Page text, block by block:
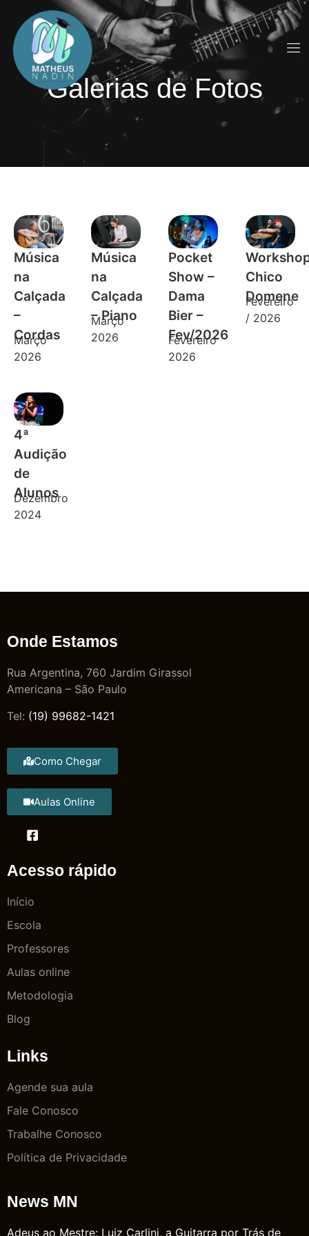
Galerias de Fotos
Música
na
Calçada
–
Cordas
Março
2026
Música
na
Calçada
– Piano
Março
2026
Pocket
Show –
Dama
Bier –
Fev/2026
Fevereiro
2026
Chico
Domene
Fevereiro
/ 2026
4ª
Audição
de
Alunos
Dezembro
2024
Onde Estamos
Rua Argentina, 760 Jardim Girassol
Americana – São Paulo
Tel: (19) 99682-1421
Como Chegar
Aulas Online
Acesso rápido
Início
Escola
Professores
Aulas online
Metodologia
Blog
Links
Agende sua aula
Fale Conosco
Trabalhe Conosco
Política de Privacidade
News MN
Adeus ao Mestre: Luiz Carlini, a Guitarra por Trás de